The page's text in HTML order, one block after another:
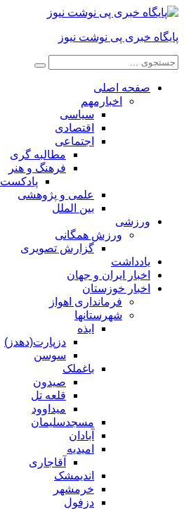
پایگاه خبری پی نوشت نیوز
صفحه اصلی
اخبارمهم
سیاسی
اقتصادی
اجتماعی
مطالبه گری
فرهنگ و هنر
پادکست
علمی و پژوهشی
بین الملل
ورزشی
ورزش همگانی
گزارش تصویری
یادداشت
اخبار ایران و جهان
اخبار خوزستان
فرمانداری اهواز
شهرستانها
ایذه
دزپارت(دهدز)
سوسن
باغملک
صیدون
قلعه تل
میداوود
مسجدسلیمان
آبادان
امیدیه
آقاجاری
اندیمشک
خرمشهر
دزفول